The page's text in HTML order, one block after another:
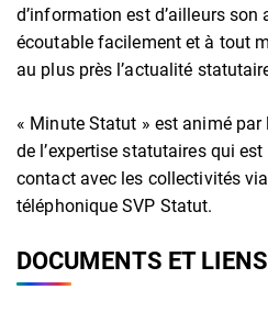
d’information est d’ailleurs
écoutable facilement et à tout
au plus près l’actualité
« Minute Statut » est animé
de l’expertise statutaires qui
contact avec les collectivités
téléphonique SVP Statut.
DOCUMENTS ET